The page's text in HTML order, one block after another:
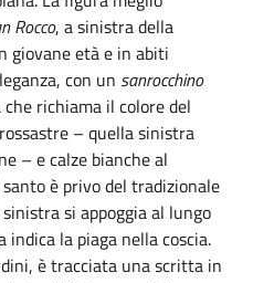
Rocco, a sinistra della
giovane età e in abiti
con un sanrocchino
richiama il colore del
– quella sinistra
– e calze bianche al
è privo del tradizionale
si appoggia al lungo
la piaga nella coscia.
è tracciata una scritta in